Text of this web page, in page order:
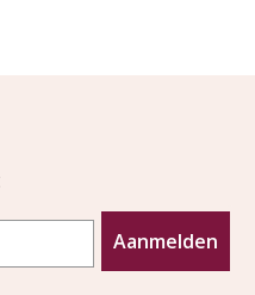
Aanmelden